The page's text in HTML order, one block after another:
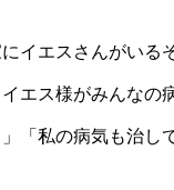
イエスさんがいる
エス様がみんなの
「私の病気も治し